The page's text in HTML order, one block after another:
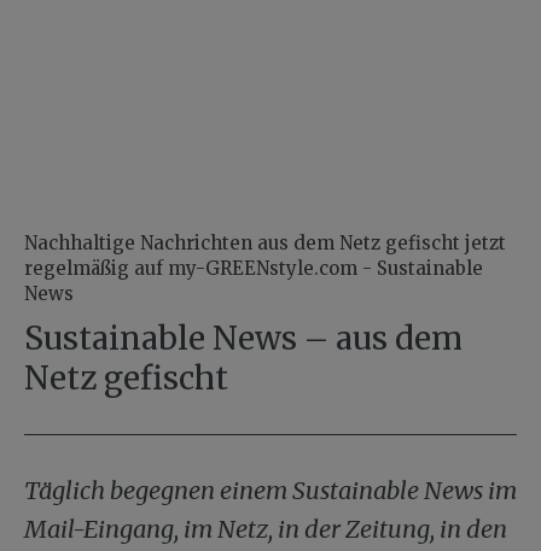
Nachhaltige Nachrichten aus dem Netz gefischt jetzt
regelmäßig auf my-GREENstyle.com - Sustainable
News
Sustainable News – aus dem
Netz gefischt
Täglich begegnen einem Sustainable News im
Mail-Eingang, im Netz, in der Zeitung, in den